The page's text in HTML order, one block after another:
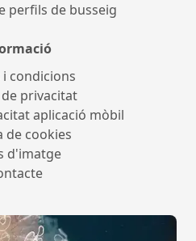
perfils de busseig
i condicions
privacitat
aplicació mòbil
de cookies
d'imatge